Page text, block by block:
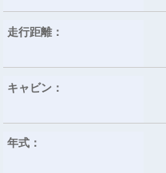
走行距離：
キャビン：
年式：